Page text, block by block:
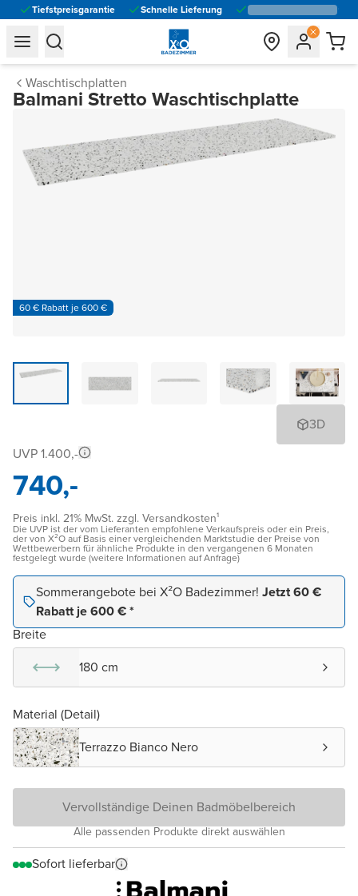
Tiefstpreisgarantie Schnelle Lieferung
general.navigation.toggle_menu.label
general.navigation.toggle_menu.label
Waschtischplatten
Balmani Stretto Waschtischplatte
60 € Rabatt je 600 €
3D
UVP 1.400,-
740,-
Preis inkl. 21% MwSt. zzgl. Versandkosten¹
Die UVP ist der vom Lieferanten empfohlene Verkaufspreis oder ein Preis,
der von X²O auf Basis einer vergleichenden Marktstudie der Preise von
Wettbewerbern für ähnliche Produkte in den vergangenen 6 Monaten
festgelegt wurde (weitere Informationen auf Anfrage)
Sommerangebote bei X²O Badezimmer! Jetzt 60 €
Rabatt je 600 € *
Breite
180 cm
Material (Detail)
Terrazzo Bianco Nero
Vervollständige Deinen Badmöbelbereich
Alle passenden Produkte direkt auswählen
Sofort lieferbar